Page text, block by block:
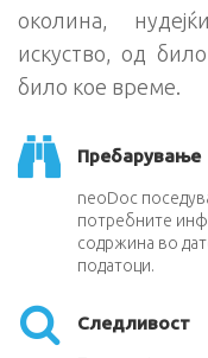
околина,
искуство, од
било кое време.
Пребарување
neoDoc
потребните
содржина во
податоци.
Следливост